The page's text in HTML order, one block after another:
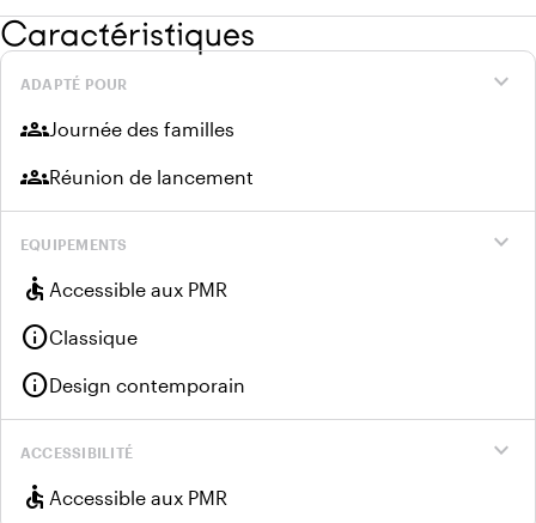
Caractéristiques
expand_more
ADAPTÉ POUR
groupsJournée des familles
groupsRéunion de lancement
expand_more
EQUIPEMENTS
accessible Accessible aux PMR
infoClassique
infoDesign contemporain
expand_more
ACCESSIBILITÉ
accessible Accessible aux PMR